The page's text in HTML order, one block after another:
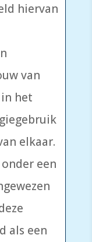
hiervan
van
het
elkaar.
een
als een